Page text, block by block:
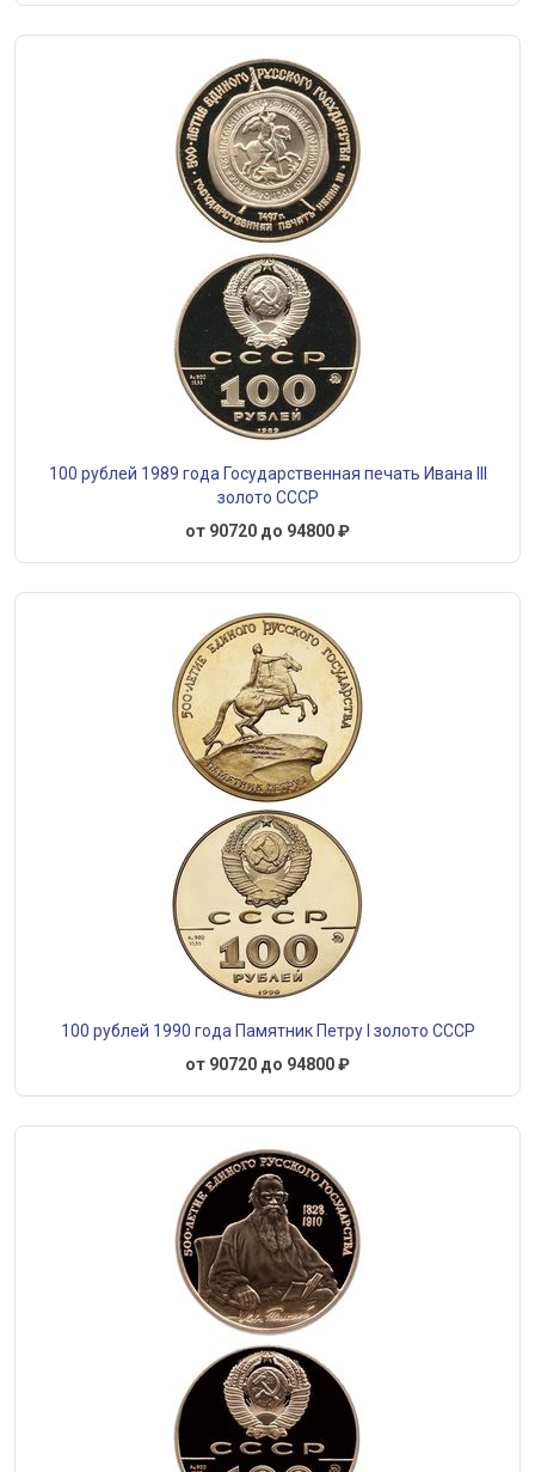
100 рублей 1989 года Государственная печать Ивана III
золото СССР
от 90720 до 94800 ₽
100 рублей 1990 года Памятник Петру I золото СССР
от 90720 до 94800 ₽